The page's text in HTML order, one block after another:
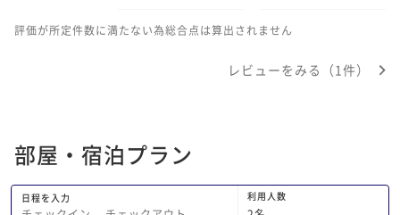
評価が所定件数に満たない為総合点は算出されません
レビューをみる（1件）
部屋・宿泊プラン
日程を入力 利用人数